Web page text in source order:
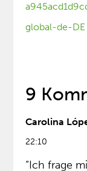
global-de-DE
9
Carolina
22:10
“Ich frage